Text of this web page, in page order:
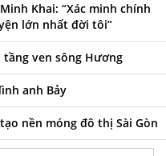
Khai: “Xác minh chính
lớn nhất đời tôi”
tầng ven sông Hương
anh Bảy
nền móng đô thị Sài Gòn